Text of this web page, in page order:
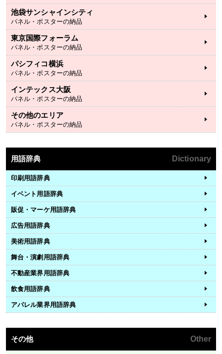
池袋サンシャインシティ
パネル・ポスターの納品
東京国際フォーラム
パネル・ポスターの納品
パシフィコ横浜
パネル・ポスターの納品
インテックス大阪
パネル・ポスターの納品
その他のエリア
パネル・ポスターの納品
用語辞典 Dictionary
印刷用語辞典
イベント用語辞典
販促・マーケ用語辞典
広告用語辞典
美術用語辞典
舞台・演劇用語辞典
不動産業界用語辞典
飲食用語辞典
アパレル業界用語辞典
その他 Other